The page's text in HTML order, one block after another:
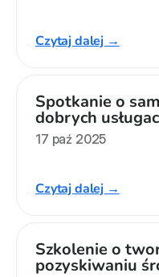
Czytaj dalej →
Spotkanie o
dobrych
17 paź 2025
Czytaj dalej →
Szkolenie o
pozyskiwaniu